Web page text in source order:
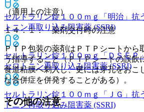
セルトラリン錠１００ｍｇ「明治」 抗
トニン再取り込み阻害薬 (SSRI)
セルトラリン錠１００ｍｇ「ＤＳＥＰ
セロトニン再取り込み阻害薬 (SSRI)
セルトラリン錠１００ｍｇ「ＪＧ」 抗
トニン再取り込み阻害薬 (SSRI)
（適用上の注意）
１４．１． 薬剤交付時の注意
ＰＴＰ包装の薬剤はＰＴＰシートから
う指導すること（ＰＴＰシートの誤飲
食道粘膜へ刺入し、更には穿孔をおこ
な合併症を併発することがある）。
その他の注意